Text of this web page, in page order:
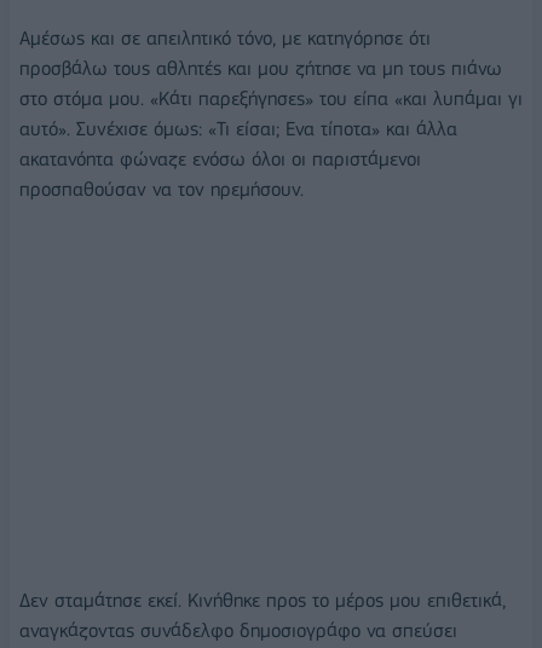
Αμέσως και σε απειλητικό τόνο, με κατηγόρησε ότι
προσβάλω τους αθλητές και μου ζήτησε να μη τους πιάνω
στο στόμα μου. «Κάτι παρεξήγησες» του είπα «και λυπάμαι γι
αυτό». Συνέχισε όμως: «Τι είσαι; Ενα τίποτα» και άλλα
ακατανόητα φώναζε ενόσω όλοι οι παριστάμενοι
προσπαθούσαν να τον ηρεμήσουν.
Δεν σταμάτησε εκεί. Κινήθηκε προς το μέρος μου επιθετικά,
αναγκάζοντας συνάδελφο δημοσιογράφο να σπεύσει